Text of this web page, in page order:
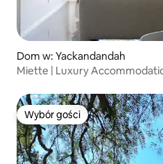
Dom w: Yackandandah
Miette | Luxury
Wybór gości
Wybór gości